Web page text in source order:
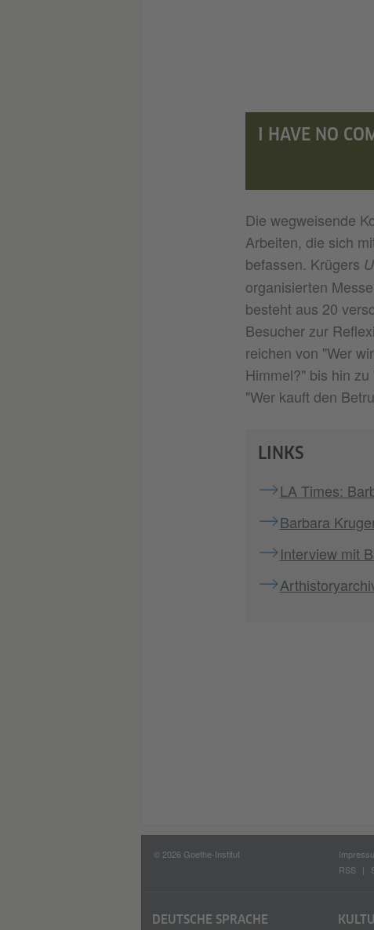
I HAVE NO
Die wegweisende
Arbeiten, die sich
befassen. Krügers
organisierten
besteht aus 20
Besucher zur
reichen von "Wer
Himmel?" bis hin
"Wer kauft den
LINKS
LA Times:
Barbara
Interview mit
© 2026 Goethe-Institut
RSS
DEUTSCHE SPRACHE